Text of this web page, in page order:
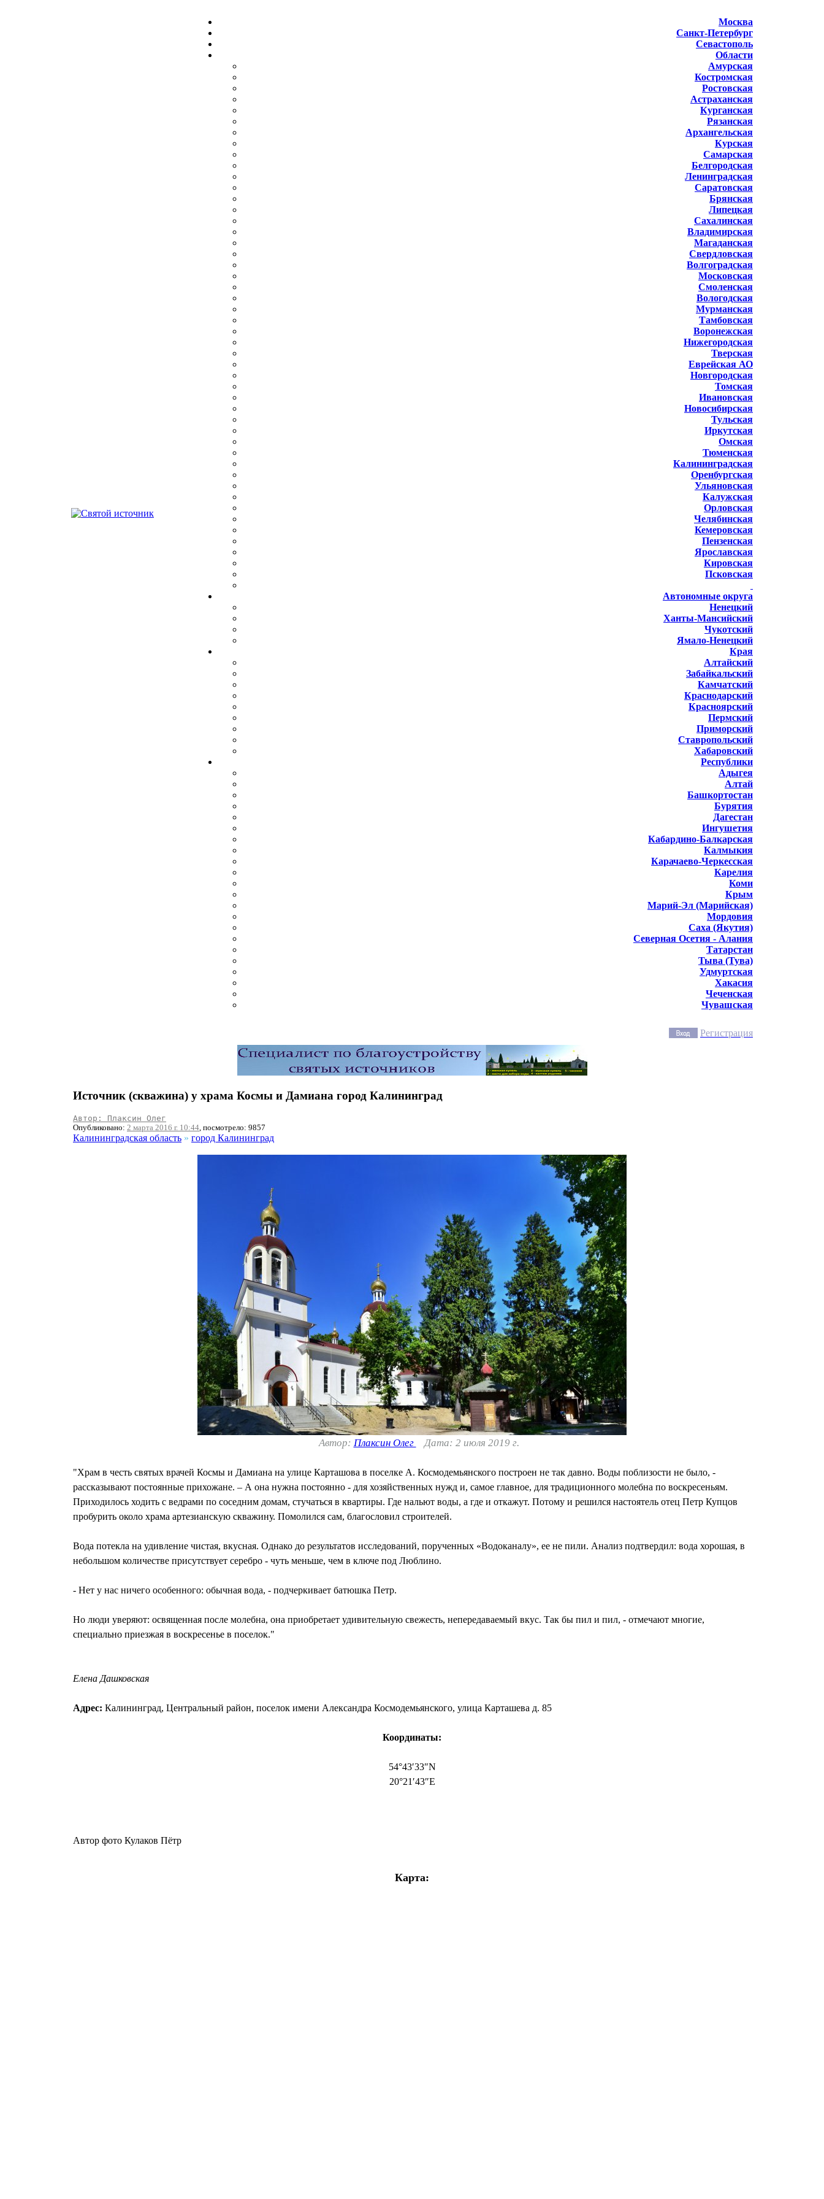
Москва
Санкт-Петербург
Севастополь
Области
Амурская
Костромская
Ростовская
Астраханская
Курганская
Рязанская
Архангельская
Курская
Самарская
Белгородская
Ленинградская
Саратовская
Брянская
Липецкая
Сахалинская
Владимирская
Магаданская
Свердловская
Волгоградская
Московская
Смоленская
Вологодская
Мурманская
Тамбовская
Воронежская
Нижегородская
Тверская
Еврейская АО
Новгородская
Томская
Ивановская
Новосибирская
Тульская
Иркутская
Омская
Тюменская
Калининградская
Оренбургская
Ульяновская
Калужская
Орловская
Челябинская
Кемеровская
Пензенская
Ярославская
Кировская
Псковская
Автономные округа
Ненецкий
Ханты-Мансийский
Чукотский
Ямало-Ненецкий
Края
Алтайский
Забайкальский
Камчатский
Краснодарский
Красноярский
Пермский
Приморский
Ставропольский
Хабаровский
Республики
Адыгея
Алтай
Башкортостан
Бурятия
Дагестан
Ингушетия
Кабардино-Балкарская
Калмыкия
Карачаево-Черкесская
Карелия
Коми
Крым
Марий-Эл (Марийская)
Мордовия
Саха (Якутия)
Северная Осетия - Алания
Татарстан
Тыва (Тува)
Удмуртская
Хакасия
Чеченская
Чувашская
Регистрация
Источник (скважина) у храма Космы и Дамиана город Калининград
Автор: Плаксин Олег
Опубликовано: 2 марта 2016 г. 10:44, посмотрело: 9857
Калининградская область » город Калининград
Автор: Плаксин Олег Дата: 2 июля 2019 г.
"Храм в честь святых врачей Космы и Дамиана на улице Карташова в поселке А. Космодемьянского построен не так давно. Воды поблизости не было, -
рассказывают постоянные прихожане. – А она нужна постоянно - для хозяйственных нужд и, самое главное, для традиционного молебна по воскресеньям.
Приходилось ходить с ведрами по соседним домам, стучаться в квартиры. Где нальют воды, а где и откажут. Потому и решился настоятель отец Петр Купцов
пробурить около храма артезианскую скважину. Помолился сам, благословил строителей.
Вода потекла на удивление чистая, вкусная. Однако до результатов исследований, порученных «Водоканалу», ее не пили. Анализ подтвердил: вода хорошая, в
небольшом количестве присутствует серебро - чуть меньше, чем в ключе под Люблино.
- Нет у нас ничего особенного: обычная вода, - подчеркивает батюшка Петр.
Но люди уверяют: освященная после молебна, она приобретает удивительную свежесть, непередаваемый вкус. Так бы пил и пил, - отмечают многие,
специально приезжая в воскресенье в поселок."
Елена Дашковская
Адрес: Калининград, Центральный район, поселок имени Александра Космодемьянского, улица Карташева д. 85
Координаты:
54°43′33″N
20°21′43″E
Автор фото Кулаков Пётр
Карта: